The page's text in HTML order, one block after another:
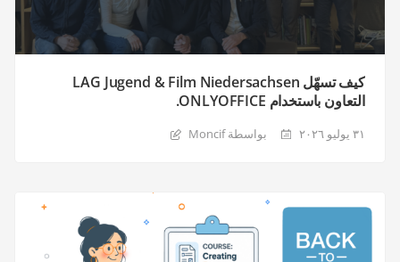
كيف تسهّل LAG Jugend & Film Niedersachsen
التعاون باستخدام ONLYOFFICE.
٣١ يوليو ٢٠٢٦ بواسطة Moncif